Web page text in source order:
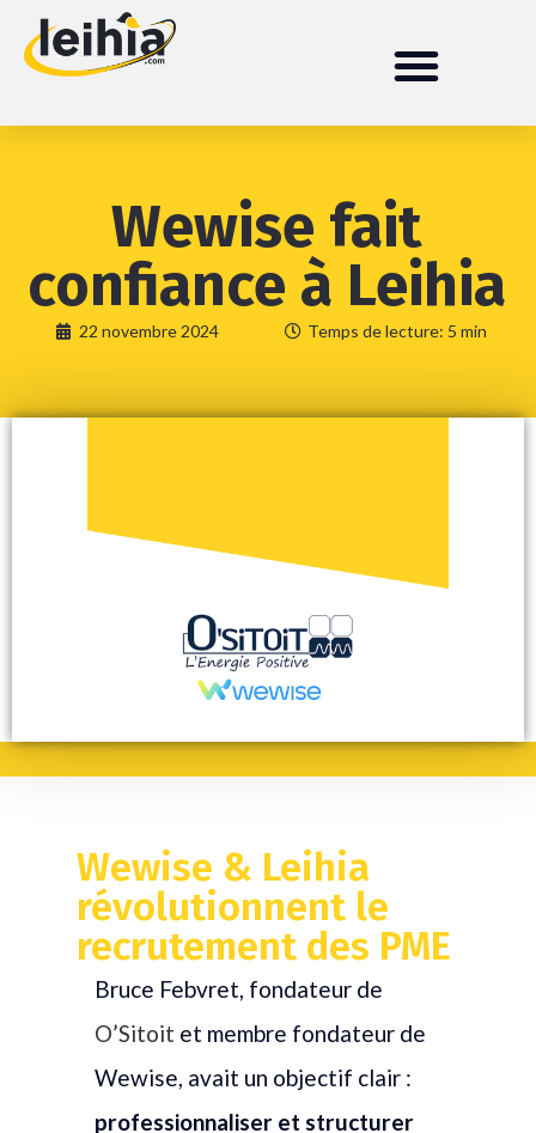
Wewise fait
confiance à Leihia
22 novembre 2024 Temps de lecture: 5 min
Wewise & Leihia
révolutionnent le
recrutement des PME
Bruce Febvret, fondateur de
O’Sitoit et membre fondateur de
Wewise, avait un objectif clair :
professionnaliser et structurer